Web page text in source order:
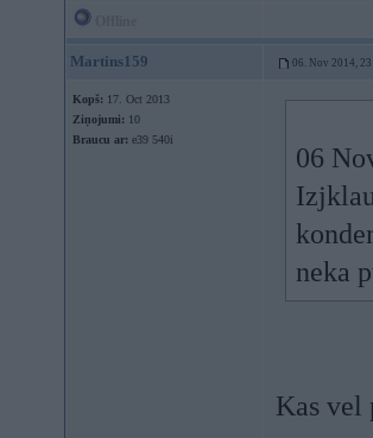
Martins159 06. Nov 2014,
Kopš: 17. Oct 2013
Ziņojumi: 10
Braucu ar: e39 540i
06
neka
Kas vel